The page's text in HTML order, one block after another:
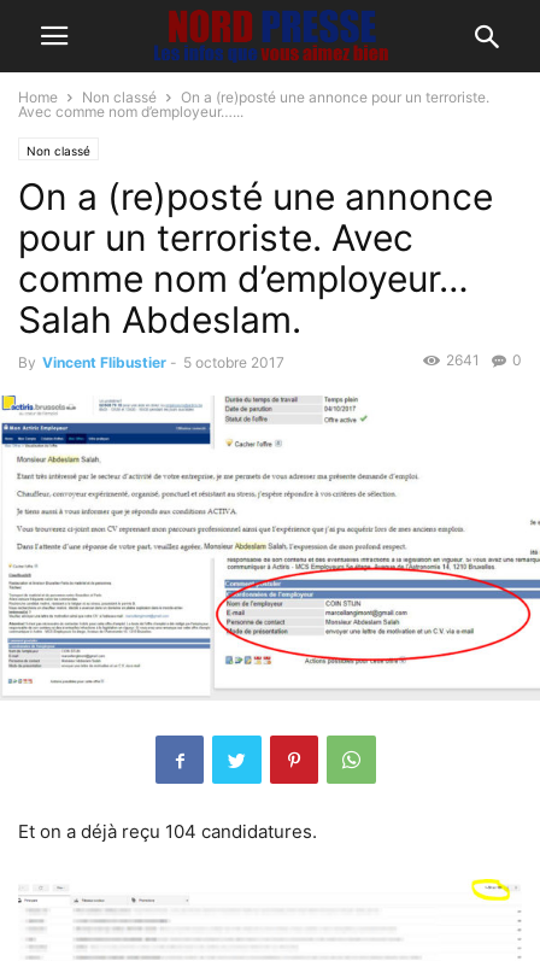
Home Non classé
On a (re)posté une annonce pour un terroriste.
Avec comme nom d’employeur…...
Non classé
On a (re)posté une annonce
pour un terroriste. Avec
comme nom d’employeur…
Salah Abdeslam.
By Vincent Flibustier - 5 octobre 2017 0
2641
Et on a déjà reçu 104 candidatures.